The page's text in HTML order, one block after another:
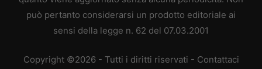
può pertanto considerarsi un prodotto editoriale ai
sensi della legge n. 62 del 07.03.2001
Copyright ©2026 - Tutti i diritti riservati - Contattaci